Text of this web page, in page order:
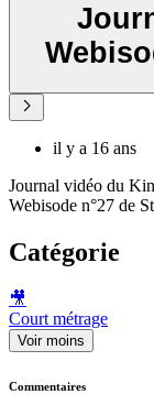
il y a 16 ans
Journal vidéo du
Webisode n°27 de
Catégorie
🎥
Court métrage
Voir moins
Commentaires